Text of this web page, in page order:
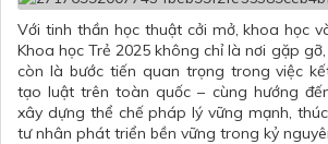
Với tinh thần học thuật cởi mở, khoa học
Khoa học Trẻ 2025 không chỉ là nơi gặp
còn là bước tiến quan trọng trong việc
tạo luật trên toàn quốc – cùng hướng
xây dựng thể chế pháp lý vững mạnh,
tư nhân phát triển bền vững trong kỷ